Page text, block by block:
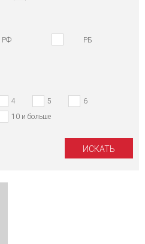
РФ РБ
4 5
6
10 и больше